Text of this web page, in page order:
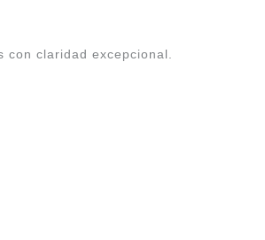
claridad excepcional.